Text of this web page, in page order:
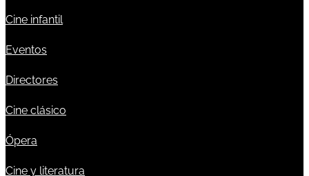
Cine infantil
Eventos
Directores
Cine clásico
Ópera
Cine y literatura